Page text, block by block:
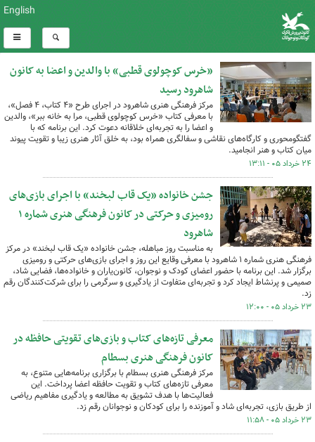
English
«خرس کوچولوی قطبی» با والدین و اعضا به کانون
شاهرود رسید
مرکز فرهنگی هنری شاهرود در اجرای طرح «۴ کتاب، ۴ فصل»،
با معرفی کتاب «خرس کوچولوی قطبی، مرا به خانه ببر»، والدین
و اعضا را به تجربه‌ای خلاقانه دعوت کرد. این برنامه که با
گفتگومحوری و کارگاه‌های نقاشی و سفالگری همراه بود، به خلق آثار هنری زیبا و تقویت پیوند
میان کتاب و هنر انجامید.
۲۴ خرداد ۰۵ - ۱۳:۱۱
جشن خانواده «یک قاب لبخند» با اجرای بازی‌های
رومیزی و حرکتی در کانون فرهنگی هنری شماره ۱
شاهرود
به مناسبت روز مباهله، جشن خانواده «یک قاب لبخند» در مرکز
فرهنگی هنری شماره ۱ شاهرود با معرفی وقایع این روز و اجرای بازی‌های حرکتی و رومیزی
برگزار شد. این برنامه با حضور اعضای کودک و نوجوان، کانون‌یاران و خانواده‌ها، فضایی شاد،
صمیمی و پرنشاط ایجاد کرد و تجربه‌ای متفاوت از یادگیری و سرگرمی را برای شرکت‌کنندگان رقم
زد.
۲۳ خرداد ۰۵ - ۱۲:۰۰
معرفی تازه‌های کتاب و بازی‌های تقویتی حافظه در
کانون فرهنگی هنری بسطام
مرکز فرهنگی هنری بسطام با برگزاری برنامه‌هایی متنوع، به
معرفی تازه‌های کتاب و تقویت حافظه اعضا پرداخت. این
فعالیت‌ها با هدف تشویق به مطالعه و یادگیری مفاهیم ریاضی
از طریق بازی، تجربه‌ای شاد و آموزنده را برای کودکان و نوجوانان رقم زد.
۲۳ خرداد ۰۵ - ۱۱:۵۸